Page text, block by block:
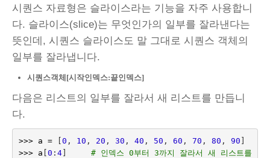
시퀀스 자료형은 슬라이스라는 기능을 자주 사용합니
다. 슬라이스(slice)는 무엇인가의 일부를 잘라낸다는
뜻인데, 시퀀스 슬라이스도 말 그대로 시퀀스 객체의
일부를 잘라냅니다.
시퀀스객체[시작인덱스:끝인덱스]
다음은 리스트의 일부를 잘라서 새 리스트를 만듭니
다.
>>> a = [0 , 10 , 20 , 30 , 40 , 50 , 60 , 70 , 80 , 90 ]
>>>
a [0 : 4]
# 인덱스 0부터 3까지 잘라서 새 리스트를